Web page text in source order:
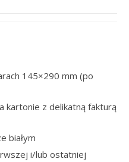
145×290 mm (po
kartonie z delikatną fakturą
białym
i/lub ostatniej